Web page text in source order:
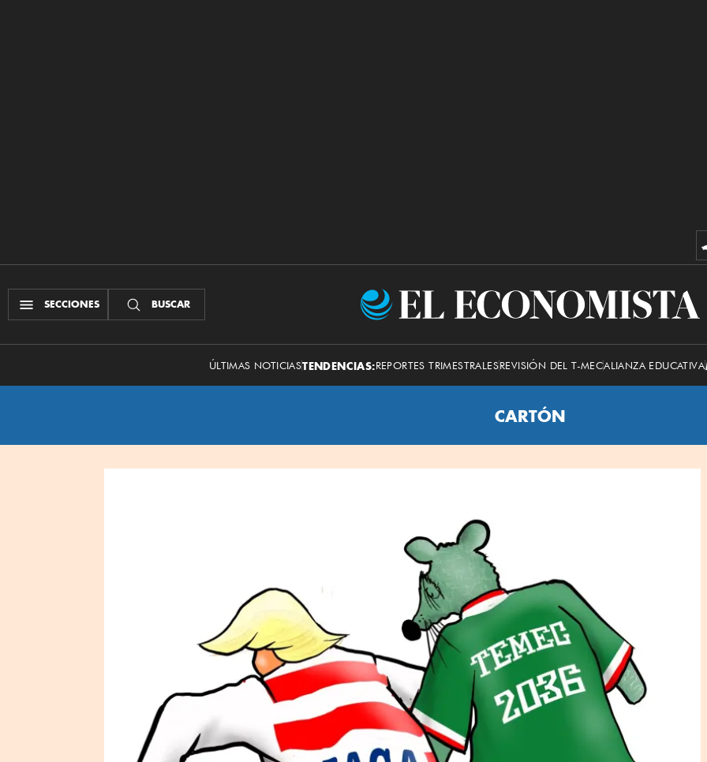
SECCIONES BUSCAR
El
ÚLTIMAS NOTICIASTENDENCIAS:REPORTES TRIMESTRALESREVISIÓN DEL T-MECALIANZA EDUCATIVA
CARTÓN